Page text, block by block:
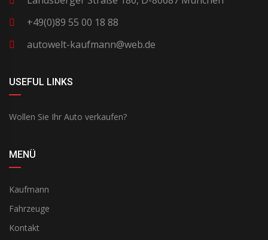
+49(0)89 55 00 18 88
autowelt-kaufmann@web.de
USEFUL LINKS
Wollen Sie Ihr Auto verkaufen?
MENÜ
Kaufmann
Fahrzeuge
Kontakt